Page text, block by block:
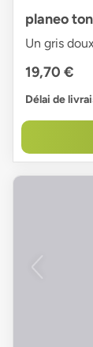
planeo
Un gris
19,70 €
Délai de